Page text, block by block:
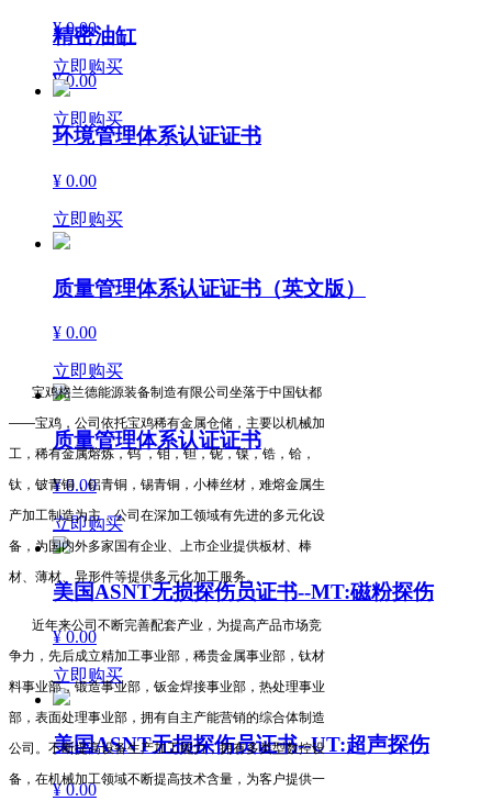
精密油缸
¥ 0.00
立即购买
¥ 0.00
立即购买
环境管理体系认证证书
¥ 0.00
立即购买
质量管理体系认证证书（英文版）
¥ 0.00
立即购买
质量管理体系认证证书
¥ 0.00
立即购买
美国ASNT无损探伤员证书--MT:磁粉探伤
¥ 0.00
立即购买
美国ASNT无损探伤员证书--UT:超声探伤
¥ 0.00
宝鸡格兰德能源装备制造有限公司坐落于中国钛都
——宝鸡，公司依托宝鸡稀有金属仓储，主要以机械加
工，稀有金属熔炼，钨 ，钼，钽，铌，镍，锆，铪，
钛，铍青铜，铝青铜，锡青铜，小棒丝材，难熔金属生
产加工制造为主，公司在深加工领域有先进的多元化设
备，为国内外多家国有企业、上市企业提供板材、棒
材、薄材、异形件等提供多元化加工服务。
近年来公司不断完善配套产业，为提高产品市场竞
争力，先后成立精加工事业部，稀贵金属事业部，钛材
料事业部，锻造事业部，钣金焊接事业部，热处理事业
部，表面处理事业部，拥有自主产能营销的综合体制造
公司。不断提高设备生产加工能力，拥有多类型数控设
备，在机械加工领域不断提高技术含量，为客户提供一